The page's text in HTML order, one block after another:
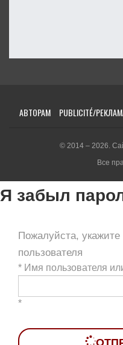
АВТОРАМ PUBLICITÉ/
© 2014 – 2026.
Все
Я забыл
Пожалуйста,
пользователя
* Имя пользователя
*